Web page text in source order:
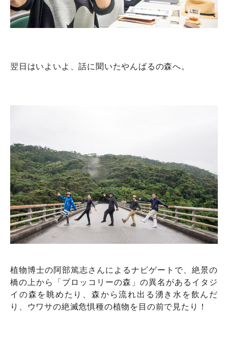
翌日はいよいよ、話に聞いたやんばるの森へ。
植物博士の阿部篤志さんによるナビゲートで、絶景の
橋の上から「ブロッコリーの森」の異名があるイタジ
イの森を眺めたり、森から流れ出る湧き水を飲んだ
り、ウワサの絶滅危惧種の植物を目の前で見たり！